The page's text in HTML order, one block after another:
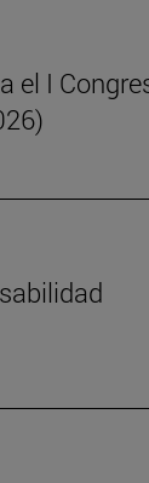
el I